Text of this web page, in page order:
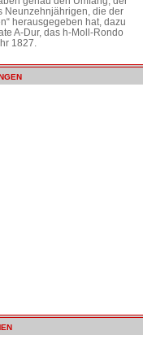
Neunzehnjährigen, die der
herausgegeben hat, dazu
A-Dur, das h-Moll-Rondo
1827.